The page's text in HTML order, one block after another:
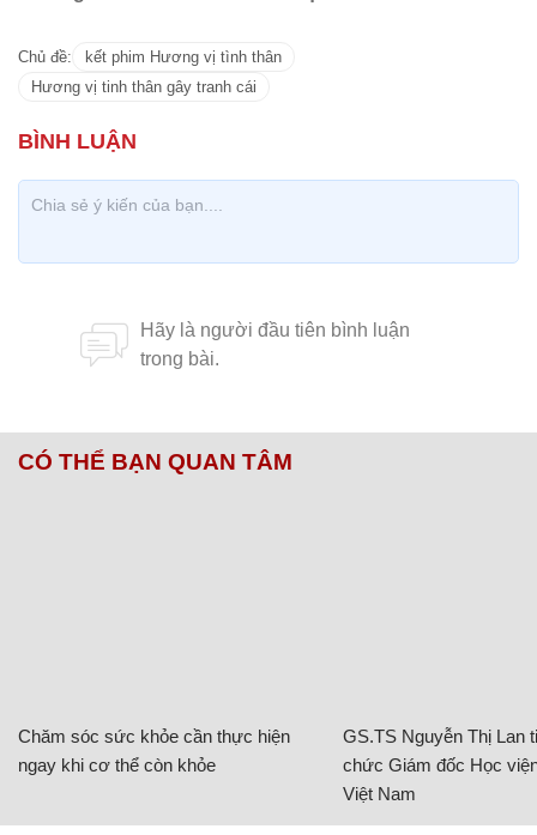
Chủ đề:
kết phim Hương vị tình thân
Hương vị tinh thân gây tranh cái
CÓ THỂ BẠN QUAN TÂM
Chăm sóc sức khỏe cần thực hiện
ngay khi cơ thể còn khỏe
GS.TS Nguyễn Thị Lan
chức Giám đốc Học
Việt Nam